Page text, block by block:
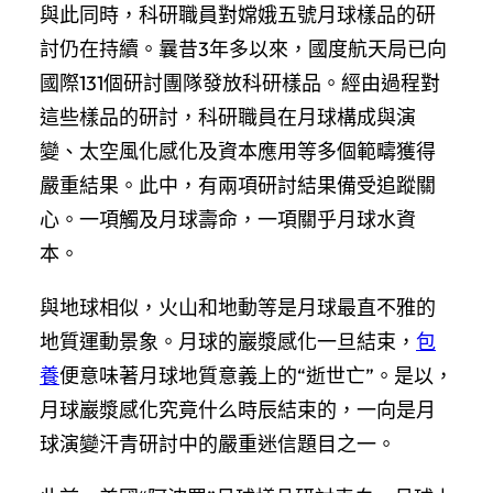
與此同時，科研職員對嫦娥五號月球樣品的研
討仍在持續。曩昔3年多以來，國度航天局已向
國際131個研討團隊發放科研樣品。經由過程對
這些樣品的研討，科研職員在月球構成與演
變、太空風化感化及資本應用等多個範疇獲得
嚴重結果。此中，有兩項研討結果備受追蹤關
心。一項觸及月球壽命，一項關乎月球水資
本。
與地球相似，火山和地動等是月球最直不雅的
地質運動景象。月球的巖漿感化一旦結束， 包
養便意味著月球地質意義上的“逝世亡”。是以，
月球巖漿感化究竟什么時辰結束的，一向是月
球演變汗青研討中的嚴重迷信題目之一。